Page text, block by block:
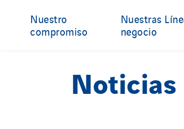
Nuestro
compromiso
Nuestras
negocio
Noticias